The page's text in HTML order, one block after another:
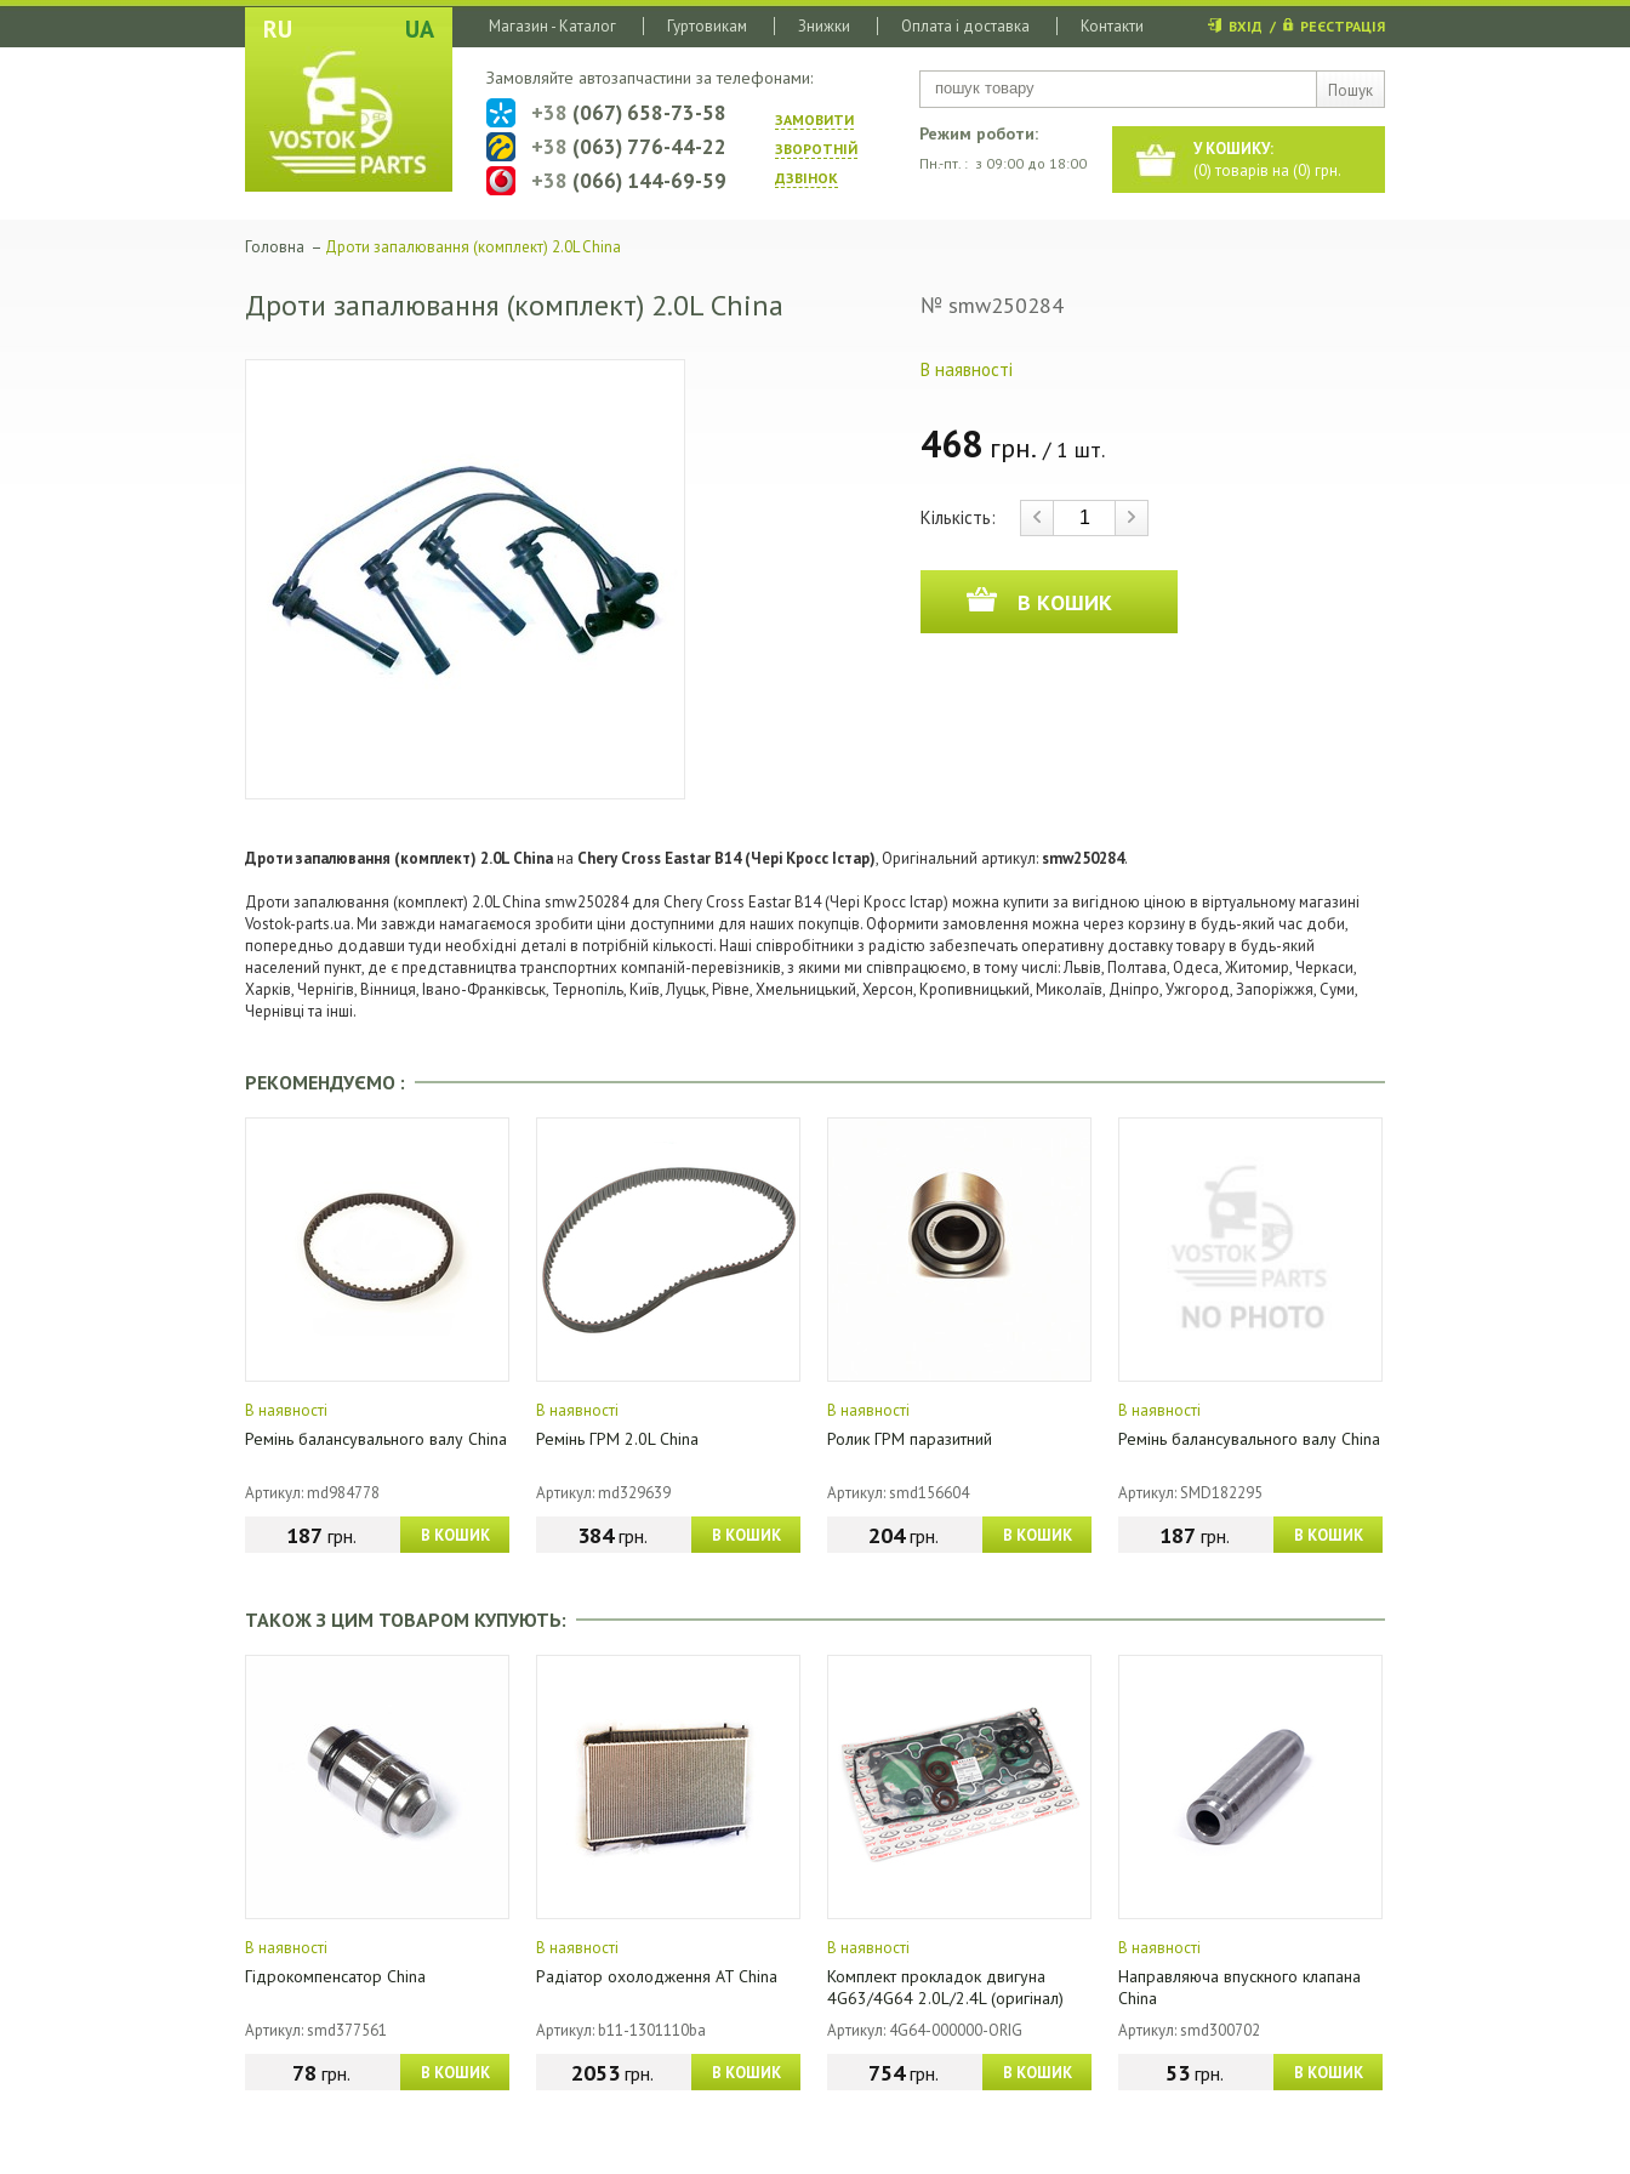
RU UA
Пошук
Магазин - Каталог Гуртовикам Знижки Оплата і доставка Контакти ВХІД / РЕЄСТРАЦІЯ
У КОШИКУ:
(0) товарів на (0) грн.
Режим роботи:
Пн.-пт. : з 09:00 до 18:00
Замовляйте автозапчастини за телефонами:
ЗАМОВИТИ
ЗВОРОТНIЙ
ДЗВIНОК
+38 (067) 658-73-58
+38 (063) 776-44-22
+38 (066) 144-69-59
Головна – Дроти запалювання (комплект) 2.0L China
Дроти запалювання (комплект) 2.0L China № smw250284
В наявності
468 грн. / 1 шт.
Кількість:
В КОШИК
Дроти запалювання (комплект) 2.0L Chinaна Chery Cross Eastar B14 (Чері Кросс Істар), Оригінальний артикул: smw250284.
Дроти запалювання (комплект) 2.0L China smw250284 для Chery Cross Eastar B14 (Чері Кросс Істар) можна купити за вигідною ціною в віртуальному магазині
Vostok-parts.ua. Ми завжди намагаємося зробити ціни доступними для наших покупців. Оформити замовлення можна через корзину в будь-який час доби,
попередньо додавши туди необхідні деталі в потрібній кількості. Наші співробітники з радістю забезпечать оперативну доставку товару в будь-який
населений пункт, де є представництва транспортних компаній-перевізників, з якими ми співпрацюємо, в тому числі: Львів, Полтава, Одеса, Житомир, Черкаси,
Харків, Чернігів, Вінниця, Івано-Франківськ, Тернопіль, Київ, Луцьк, Рівне, Хмельницький, Херсон, Кропивницький, Миколаїв, Дніпро, Ужгород, Запоріжжя, Суми,
Чернівці та інші.
РЕКОМЕНДУЄМО :
В наявності
Ремінь балансувального валу China
Артикул: md984778
В КОШИК
187 грн.
В наявності
Ремінь ГРМ 2.0L China
Артикул: md329639
В КОШИК
384грн.
В наявності
Ролик ГРМ паразитний
Артикул: smd156604
В КОШИК
204грн.
В наявності
Ремінь балансувального валу China
Артикул: SMD182295
В КОШИК
187 грн.
ТАКОЖ З ЦИМ ТОВАРОМ КУПУЮТЬ:
В наявності
Гідрокомпенсатор China
Артикул: smd377561
В КОШИК
78 грн.
В наявності
Радіатор охолодження AT China
Артикул: b11-1301110ba
В КОШИК
2053грн.
В наявності
Комплект прокладок двигуна
4G63/4G64 2.0L/2.4L (оригінал)
Chery
Артикул: 4G64-000000-ORIG
В КОШИК
754грн.
В наявності
Направляюча впускного клапана
China
Артикул: smd300702
В КОШИК
53грн.